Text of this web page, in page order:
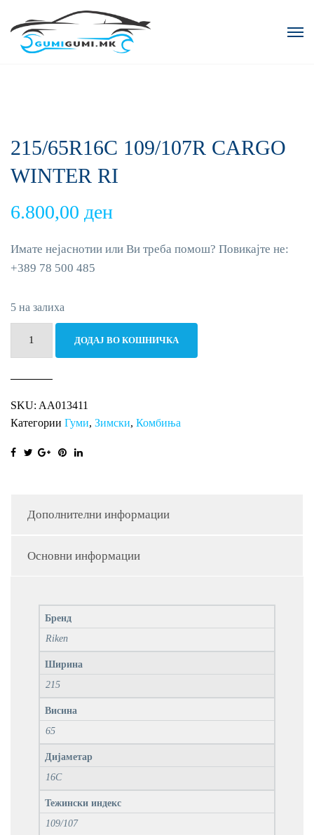
215/65R16C 109/107R CARGO
WINTER RI
6.800,00 ден
Имате нејаснотии или Ви треба помош? Повикајте не:
+389 78 500 485
5 на залиха
RI
количина
ДОДАЈ ВО КОШНИЧКА
SKU: AA013411
Категории Гуми, Зимски, Комбиња
Дополнителни информации
Основни информации
Бренд
Riken
Ширина
215
Висина
65
Дијаметар
16C
Тежински индекс
109/107